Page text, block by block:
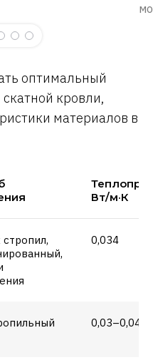
оптимальный
кровли,
материалов в
Вт/м·К
0,034
0,03–0,04